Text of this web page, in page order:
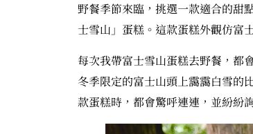
野餐季節來臨，挑選一款適合的甜
士雪山」蛋糕。這款蛋糕外觀仿富
每次我帶富士雪山蛋糕去野餐，都
冬季限定的富士山頭上靄靄白雪的
款蛋糕時，都會驚呼連連，並紛紛